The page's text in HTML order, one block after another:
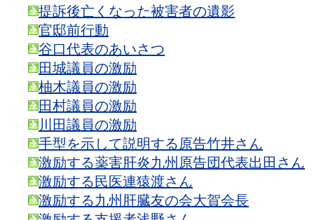
提訴後亡くなった被害者の遺影
官邸前行動
谷口代表のあいさつ
田城議員の激励
柚木議員の激励
田村議員の激励
川田議員の激励
手型を示して説明する原告竹井さん
激励する薬害肝炎九州原告団代表出田さん
激励する民医連猿渡さん
激励する九州肝臓友の会大賀会長